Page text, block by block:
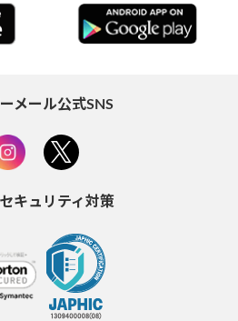
メール公式SNS
キュリティ対策